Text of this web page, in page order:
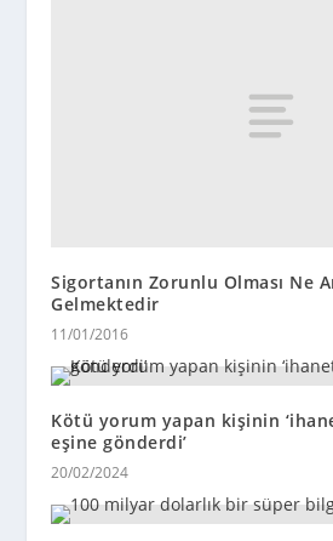
Sigortanın Zorunlu Olması Ne
Gelmektedir
11/01/2016
Kötü yorum yapan kişinin
eşine gönderdi’
20/02/2024